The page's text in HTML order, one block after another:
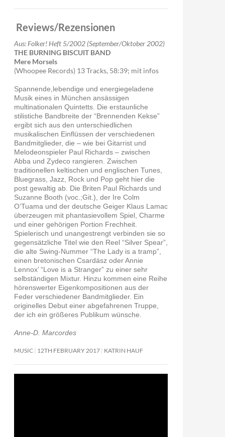
decrease
Reviews/Rezensionen
Aus: Folker! Heft 5/2002 (September/Oktober 2002)
THE BURNING BISCUIT BAND
Mere Morsels
(Whoopee Records) 13 Tracks, 58:39; mit infos
Spannende,lebendige und energiegeladene
Musik eines in München ansässigen
multinationalen Quintetts. Die erstaunliche
stilistiche Bandbreite der “Brennenden Kekse”
ergibt sich aus den unterschiedlichen
musikalischen Einflüssen der verschiedenen
Bandmitglieder, die – wie bei Gitarrist und
Melodeonspieler Paul Richards – zwischen
Abba und Zydeco rangieren. Zwischen
traditionellen keltischen und englischen Tunes,
Bluegrass, Jazz, Rock und Pop geht hier die
post gewaltig ab. Die Briten Paul Richards und
Suzanne Booth (voc.;Git.), der Ire Colm
O’Tuama und der deutsche Geiger Klaus Lamac
überzeugen mit phantasievollem Spiel, Charme
und einer gehörigen Portion Frechheit.
Spielerisch und unangestrengt verbinden sie so
gegensätzliche Titel wie den Reel “Silver Spear”,
die alte Swing-Nummer “The Lady is a tramp”,
einen bretonischen Csardász oder Annie
Lennox’ “Love is a Stranger” zu einer sehr
selbständigen Mixtur. Hinzu kommen eine Reihe
hörenswerter Eigenkompositionen aus der
Feder verschiedener Bandmitglieder. Ein
originelles Debut einer abgefahrenen Truppe,
der ich ein größeres Publikum wünsche.
Anne-D. Marcordes
MUSIC 12TH FEBRUARY 2017 KATRIN HAUF